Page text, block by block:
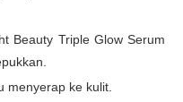
Beauty Triple Glow Serum
menyerap ke kulit.